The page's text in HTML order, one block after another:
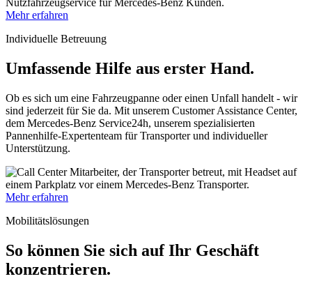
Mehr erfahren
Individuelle Betreuung
Umfassende Hilfe aus erster Hand.
Ob es sich um eine Fahrzeugpanne oder einen Unfall handelt - wir
sind jederzeit für Sie da. Mit unserem Customer Assistance Center,
dem Mercedes-Benz Service24h, unserem spezialisierten
Pannenhilfe-Expertenteam für Transporter und individueller
Unterstützung.
Mehr erfahren
Mobilitätslösungen
So können Sie sich auf Ihr Geschäft
konzentrieren.